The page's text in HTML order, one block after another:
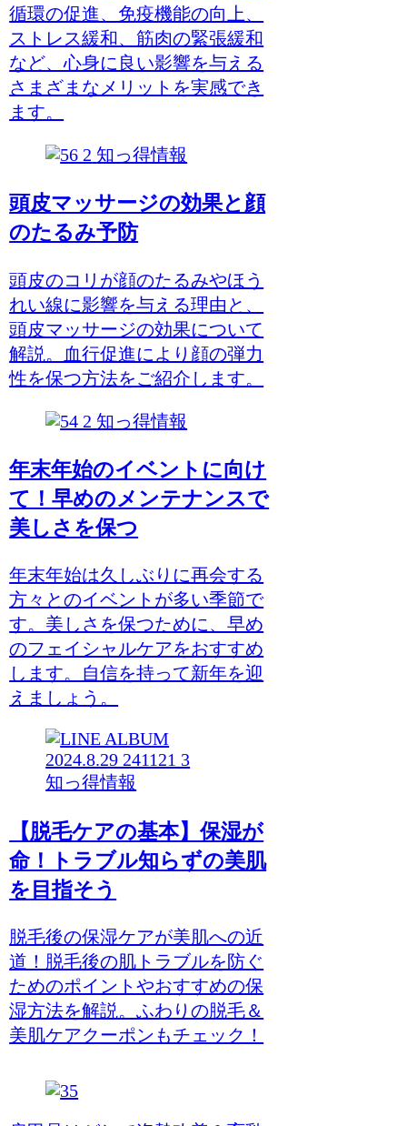
循環の促進、免疫機能の向上、
ストレス緩和、筋肉の緊張緩和
など、心身に良い影響を与える
さまざまなメリットを実感でき
ます。
知っ得情報
頭皮マッサージの効果と顔
のたるみ予防
頭皮のコリが顔のたるみやほう
れい線に影響を与える理由と、
頭皮マッサージの効果について
解説。血行促進により顔の弾力
性を保つ方法をご紹介します。
知っ得情報
年末年始のイベントに向け
て！早めのメンテナンスで
美しさを保つ
年末年始は久しぶりに再会する
方々とのイベントが多い季節で
す。美しさを保つために、早め
のフェイシャルケアをおすすめ
します。自信を持って新年を迎
えましょう。
知っ得情報
【脱毛ケアの基本】保湿が
命！トラブル知らずの美肌
を目指そう
脱毛後の保湿ケアが美肌への近
道！脱毛後の肌トラブルを防ぐ
ためのポイントやおすすめの保
湿方法を解説。ふわりの脱毛＆
美肌ケアクーポンもチェック！